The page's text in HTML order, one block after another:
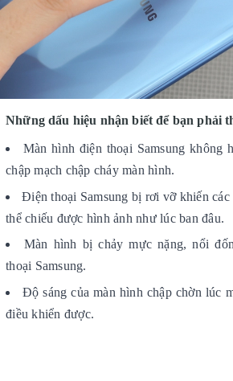
Những dấu hiệu nhận biết để bạn phải
Màn hình điện thoại Samsung không
chập mạch chập cháy màn hình.
Điện thoại Samsung bị rơi vỡ khiến
thể chiếu được hình ảnh như lúc ban đâu.
Màn hình bị chảy mực nặng, nổi
thoại Samsung.
Độ sáng của màn hình chập chờn lúc
điều khiển được.